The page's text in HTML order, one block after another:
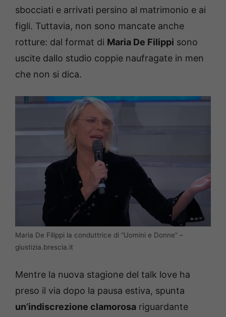
sbocciati e arrivati persino al matrimonio e ai
figli. Tuttavia, non sono mancate anche
rotture: dal format di Maria De Filippi sono
uscite dallo studio coppie naufragate in men
che non si dica.
Maria De Filippi la conduttrice di “Uomini e Donne” –
giustizia.brescia.it
Mentre la nuova stagione del talk love ha
preso il via dopo la pausa estiva, spunta
un’indiscrezione clamorosa riguardante